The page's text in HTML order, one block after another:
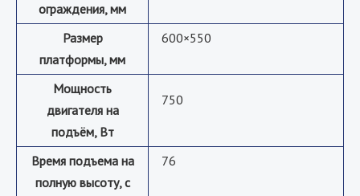
ограждения, мм
Размер
платформы, мм
600×550
Мощность
двигателя на
подъём, Вт
750
Время подъема на
полную высоту, c
76